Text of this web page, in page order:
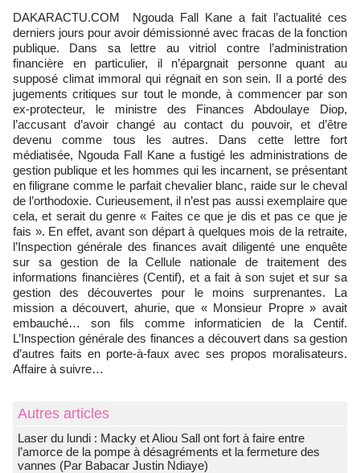
DAKARACTU.COM Ngouda Fall Kane a fait l’actualité ces
derniers jours pour avoir démissionné avec fracas de la fonction
publique. Dans sa lettre au vitriol contre l’administration
financière en particulier, il n’épargnait personne quant au
supposé climat immoral qui régnait en son sein. Il a porté des
jugements critiques sur tout le monde, à commencer par son
ex-protecteur, le ministre des Finances Abdoulaye Diop,
l’accusant d’avoir changé au contact du pouvoir, et d’être
devenu comme tous les autres. Dans cette lettre fort
médiatisée, Ngouda Fall Kane a fustigé les administrations de
gestion publique et les hommes qui les incarnent, se présentant
en filigrane comme le parfait chevalier blanc, raide sur le cheval
de l’orthodoxie. Curieusement, il n’est pas aussi exemplaire que
cela, et serait du genre « Faites ce que je dis et pas ce que je
fais ». En effet, avant son départ à quelques mois de la retraite,
l’Inspection générale des finances avait diligenté une enquête
sur sa gestion de la Cellule nationale de traitement des
informations financières (Centif), et a fait à son sujet et sur sa
gestion des découvertes pour le moins surprenantes. La
mission a découvert, ahurie, que « Monsieur Propre » avait
embauché… son fils comme informaticien de la Centif.
L’Inspection générale des finances a découvert dans sa gestion
d’autres faits en porte-à-faux avec ses propos moralisateurs.
Affaire à suivre…
Autres articles
Laser du lundi : Macky et Aliou Sall ont fort à faire entre
l’amorce de la pompe à désagréments et la fermeture des
vannes (Par Babacar Justin Ndiaye)